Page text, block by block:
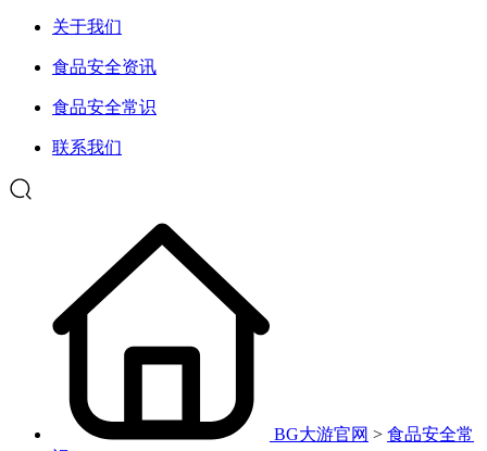
关于我们
食品安全资讯
食品安全常识
联系我们
BG大游官网 > 食品安全常